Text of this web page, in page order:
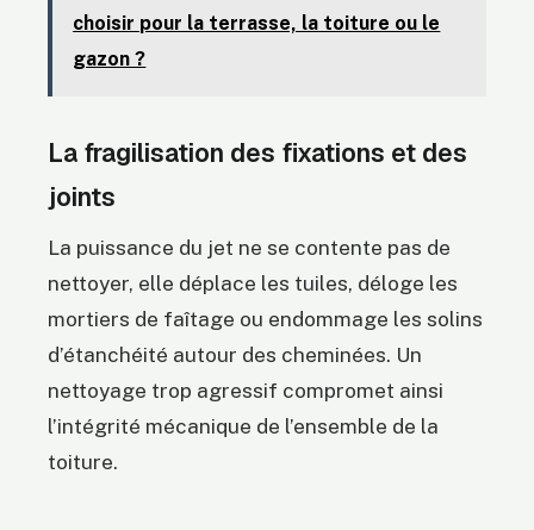
choisir pour la terrasse, la toiture ou le
gazon ?
La fragilisation des fixations et des
joints
La puissance du jet ne se contente pas de
nettoyer, elle déplace les tuiles, déloge les
mortiers de faîtage ou endommage les solins
d’étanchéité autour des cheminées. Un
nettoyage trop agressif compromet ainsi
l’intégrité mécanique de l’ensemble de la
toiture.